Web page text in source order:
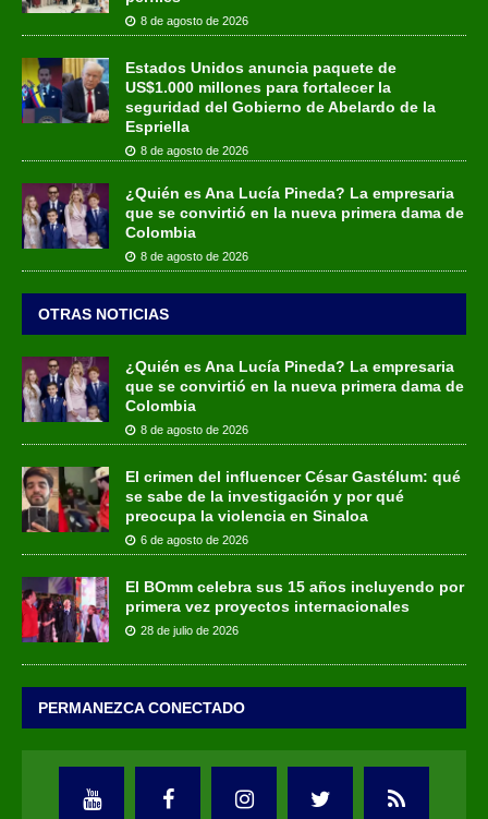
8 de agosto de 2026
Estados Unidos anuncia paquete de
US$1.000 millones para fortalecer la
seguridad del Gobierno de Abelardo de la
Espriella
8 de agosto de 2026
¿Quién es Ana Lucía Pineda? La empresaria
que se convirtió en la nueva primera dama de
Colombia
8 de agosto de 2026
OTRAS NOTICIAS
¿Quién es Ana Lucía Pineda? La empresaria
que se convirtió en la nueva primera dama de
Colombia
8 de agosto de 2026
El crimen del influencer César Gastélum: qué
se sabe de la investigación y por qué
preocupa la violencia en Sinaloa
6 de agosto de 2026
El BOmm celebra sus 15 años incluyendo por
primera vez proyectos internacionales
28 de julio de 2026
PERMANEZCA CONECTADO